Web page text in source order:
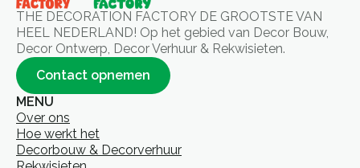
THE DECORATION FACTORY DE GROOTSTE VAN
HEEL NEDERLAND! Op het gebied van Decor Bouw,
Decor Ontwerp, Decor Verhuur & Rekwisieten.
Contact opnemen
MENU
Over ons
Hoe werkt het
Decorbouw & Decorverhuur